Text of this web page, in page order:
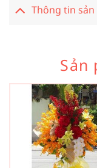
Thông tin
Sản